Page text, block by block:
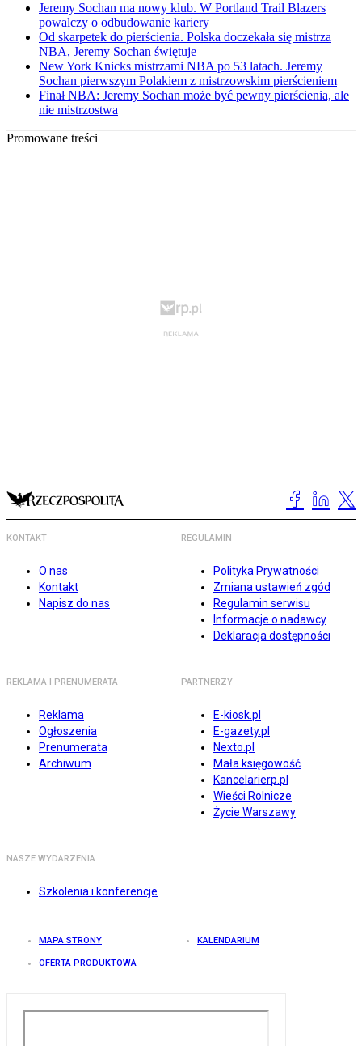
Jeremy Sochan ma nowy klub. W Portland Trail Blazers
powalczy o odbudowanie kariery
Od skarpetek do pierścienia. Polska doczekała się mistrza
NBA, Jeremy Sochan świętuje
New York Knicks mistrzami NBA po 53 latach. Jeremy
Sochan pierwszym Polakiem z mistrzowskim pierścieniem
Finał NBA: Jeremy Sochan może być pewny pierścienia, ale
nie mistrzostwa
Promowane treści
KONTAKT
O nas
Kontakt
Napisz do nas
REGULAMIN
Polityka Prywatności
Zmiana ustawień zgód
Regulamin serwisu
Informacje o nadawcy
Deklaracja dostępności
REKLAMA I PRENUMERATA
Reklama
Ogłoszenia
Prenumerata
Archiwum
PARTNERZY
E-kiosk.pl
E-gazety.pl
Nexto.pl
Mała księgowość
Kancelarierp.pl
Wieści Rolnicze
Życie Warszawy
NASZE WYDARZENIA
Szkolenia i konferencje
MAPA STRONY KALENDARIUM
OFERTA PRODUKTOWA